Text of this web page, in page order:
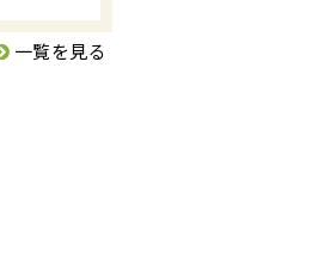
一覧を見る